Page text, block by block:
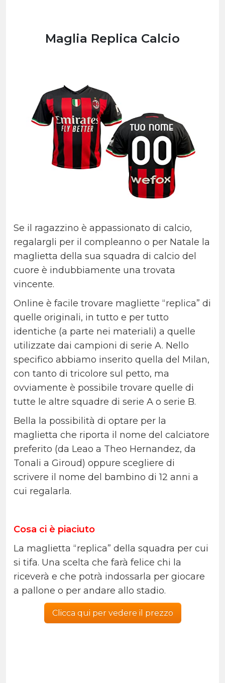
Maglia Replica Calcio
Se il ragazzino è appassionato di calcio,
regalargli per il compleanno o per Natale la
maglietta della sua squadra di calcio del
cuore è indubbiamente una trovata
vincente.
Online è facile trovare magliette “replica” di
quelle originali, in tutto e per tutto
identiche (a parte nei materiali) a quelle
utilizzate dai campioni di serie A. Nello
specifico abbiamo inserito quella del Milan,
con tanto di tricolore sul petto, ma
ovviamente è possibile trovare quelle di
tutte le altre squadre di serie A o serie B.
Bella la possibilità di optare per la
maglietta che riporta il nome del calciatore
preferito (da Leao a Theo Hernandez, da
Tonali a Giroud) oppure scegliere di
scrivere il nome del bambino di 12 anni a
cui regalarla.
Cosa ci è piaciuto
La maglietta “replica” della squadra per cui
si tifa. Una scelta che farà felice chi la
riceverà e che potrà indossarla per giocare
a pallone o per andare allo stadio.
Clicca qui per vedere il prezzo